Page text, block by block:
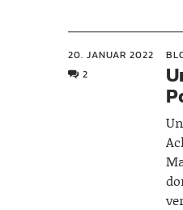
20. JANUAR 2022
2